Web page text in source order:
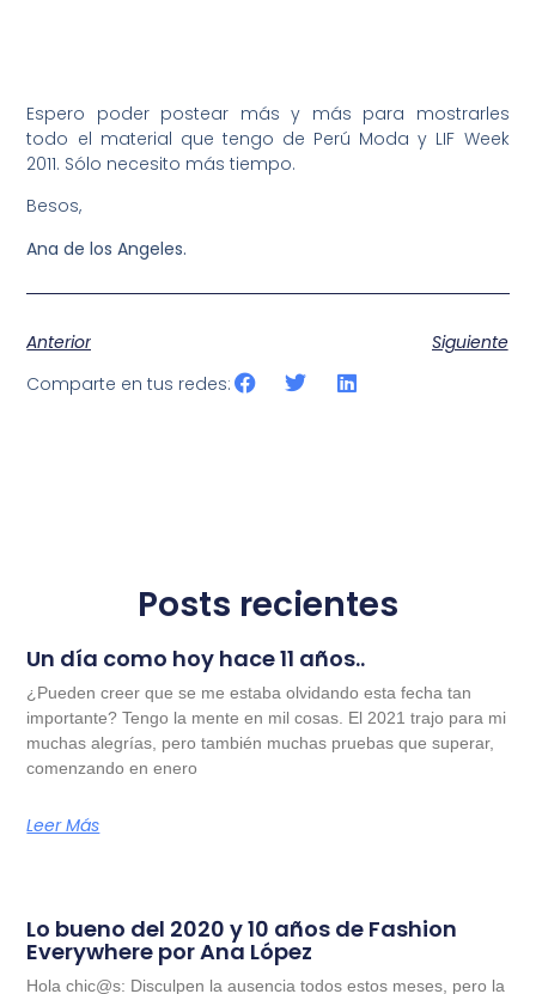
Espero poder postear más y más para mostrarles
todo el material que tengo de Perú Moda y LIF Week
2011. Sólo necesito más tiempo.
Besos,
Ana de los Angeles.
Anterior
Siguiente
Comparte en tus redes:
Posts recientes
Un día como hoy hace 11 años..
¿Pueden creer que se me estaba olvidando esta fecha tan
importante? Tengo la mente en mil cosas. El 2021 trajo para mi
muchas alegrías, pero también muchas pruebas que superar,
comenzando en enero
Leer Más
Lo bueno del 2020 y 10 años de Fashion
Everywhere por Ana López
Hola chic@s: Disculpen la ausencia todos estos meses, pero la